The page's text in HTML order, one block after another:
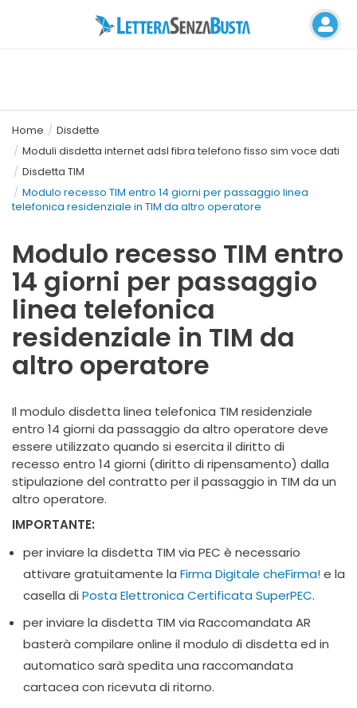
Home
Disdette
Moduli disdetta internet adsl fibra telefono fisso sim voce dati
Disdetta TIM
Modulo recesso TIM entro 14 giorni per passaggio linea
telefonica residenziale in TIM da altro operatore
Modulo recesso TIM entro
14 giorni per passaggio
linea telefonica
residenziale in TIM da
altro operatore
Il modulo disdetta linea telefonica TIM residenziale
entro 14 giorni da passaggio da altro operatore deve
essere utilizzato quando si esercita il diritto di
recesso entro 14 giorni (diritto di ripensamento) dalla
stipulazione del contratto per il passaggio in TIM da un
altro operatore.
IMPORTANTE:
per inviare la disdetta TIM via PEC è necessario
attivare gratuitamente la Firma Digitale cheFirma!e la
casella di Posta Elettronica Certificata SuperPEC.
per inviare la disdetta TIM via Raccomandata AR
basterà compilare online il modulo di disdetta ed in
automatico sarà spedita una raccomandata
cartacea con ricevuta di ritorno.